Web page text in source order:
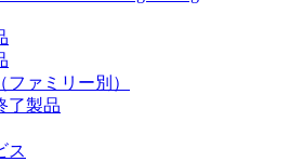
ファミリー別）
了製品
ス